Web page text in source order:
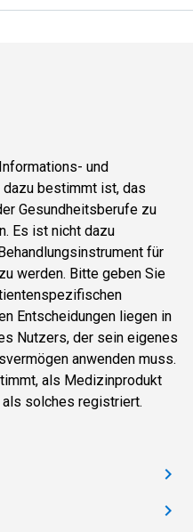
und
bestimmt ist, das
Gesundheitsberufe zu
Es ist nicht dazu
für
werden. Bitte geben Sie
Entscheidungen liegen in
Nutzers, der sein eigenes
anwenden muss.
als Medizinprodukt
als solches registriert.